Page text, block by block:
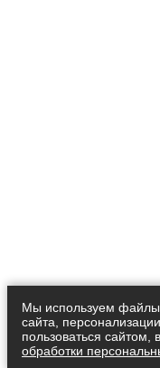
Мы используем
сайта,
пользоваться сайтом,
обработки